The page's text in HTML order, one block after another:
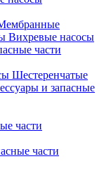
Вихревые насосы
части
Шестеренчатые
и запасные
части
части